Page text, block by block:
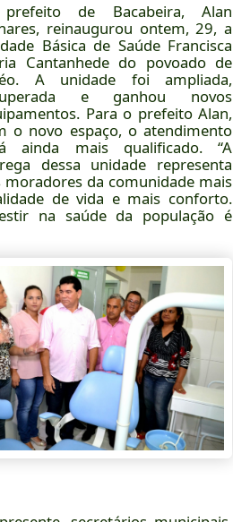
de Bacabeira, Alan
reinaugurou ontem, 29, a
Básica de Saúde Francisca
Cantanhede do povoado de
A unidade foi ampliada,
e ganhou novos
Para o prefeito Alan,
o novo espaço, o atendimento
ainda mais qualificado. “A
dessa unidade representa
moradores da comunidade mais
de vida e mais conforto.
na saúde da população é